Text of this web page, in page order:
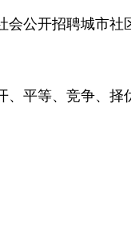
公开招聘城市
平等、竞争、